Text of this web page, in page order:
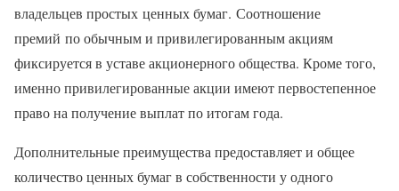
владельцев простых ценных бумаг. Соотношение
премий по обычным и привилегированным акциям
фиксируется в уставе акционерного общества. Кроме того,
именно привилегированные акции имеют первостепенное
право на получение выплат по итогам года.
Дополнительные преимущества предоставляет и общее
количество ценных бумаг в собственности у одного